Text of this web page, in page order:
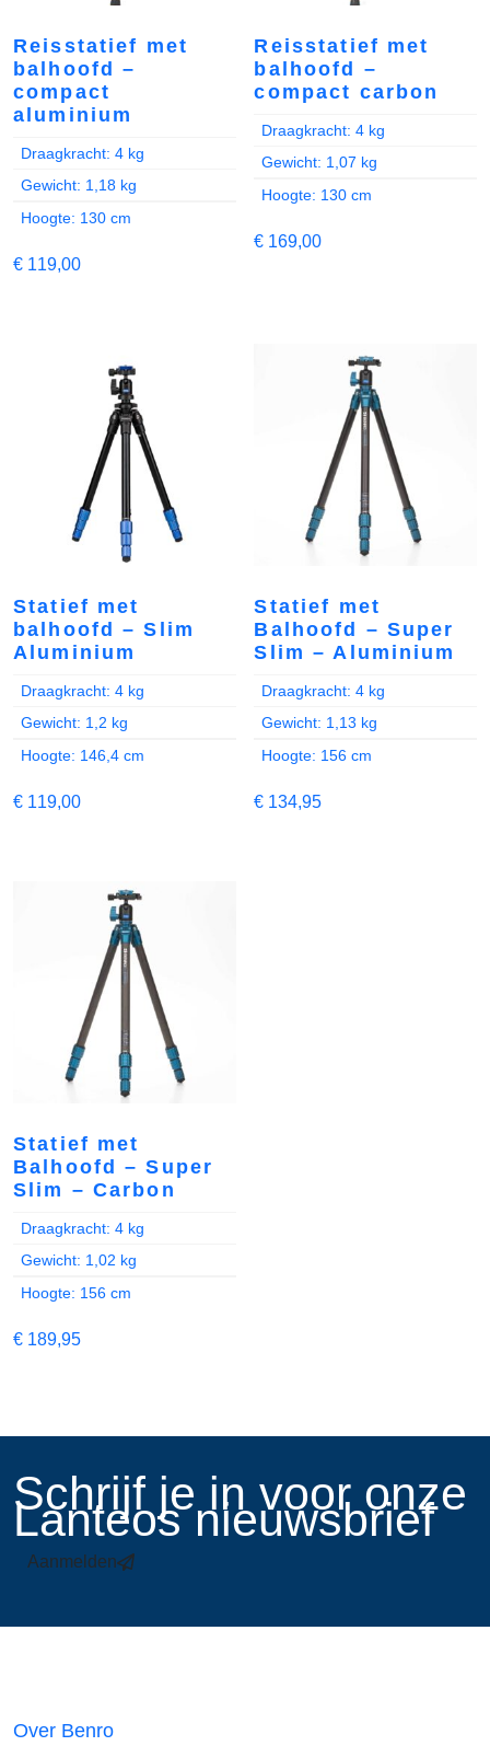
Reisstatief met
balhoofd –
compact
aluminium
Draagkracht: 4 kg
Gewicht: 1,18 kg
Hoogte: 130 cm
€ 119,00
Reisstatief met
balhoofd –
compact carbon
Draagkracht: 4 kg
Gewicht: 1,07 kg
Hoogte: 130 cm
€ 169,00
Statief met
balhoofd – Slim
Aluminium
Draagkracht: 4 kg
Gewicht: 1,2 kg
Hoogte: 146,4 cm
€ 119,00
Statief met
Balhoofd – Super
Slim – Aluminium
Draagkracht: 4 kg
Gewicht: 1,13 kg
Hoogte: 156 cm
€ 134,95
Statief met
Balhoofd – Super
Slim – Carbon
Draagkracht: 4 kg
Gewicht: 1,02 kg
Hoogte: 156 cm
€ 189,95
​Schrijf je in voor onze
Lanteos nieuwsbrief
Aanmelden
Over Benro